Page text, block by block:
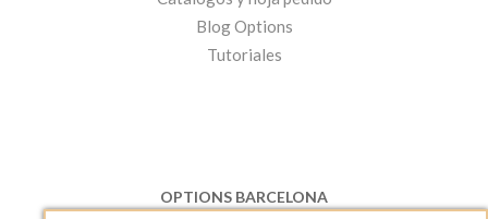
Blog Options
Tutoriales
OPTIONS BARCELONA